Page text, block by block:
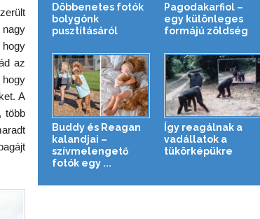
az
A
több
Döbbenetes fotók
bolygónk
pusztításáról
Pagodakarfiol –
egy különleges
formájú zöldség
Buddy és Reagan
kalandjai –
szívmelengető
fotók egy ...
Így reagálnak a
vadállatok a
tükörképükre